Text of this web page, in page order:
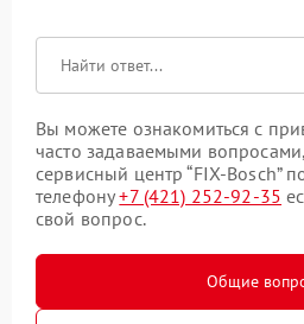
Вы можете ознакомиться с
часто задаваемыми
сервисный центр “FIX-Bosch”
телефону+7 (421) 252-92-35
свой вопрос.
Общие